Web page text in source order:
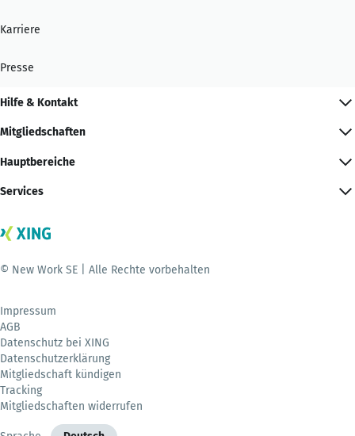
Karriere
Presse
Hilfe & Kontakt
Mitgliedschaften
Hauptbereiche
Services
© New Work SE | Alle Rechte vorbehalten
Impressum
AGB
Datenschutz bei XING
Datenschutzerklärung
Mitgliedschaft kündigen
Tracking
Mitgliedschaften widerrufen